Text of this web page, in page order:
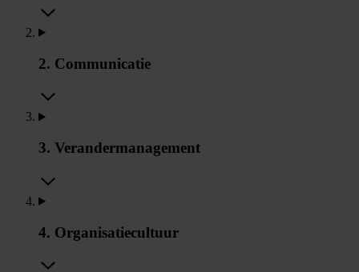
2. Communicatie
3. Verandermanagement
4. Organisatiecultuur